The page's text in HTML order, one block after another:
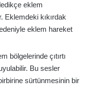
eklem
Eklemdeki kıkırdak
eklem hareket
bölgelerinde çıtırtı
Bu sesler
sürtünmesinin bir